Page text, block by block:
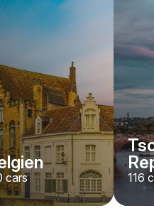
cars 116